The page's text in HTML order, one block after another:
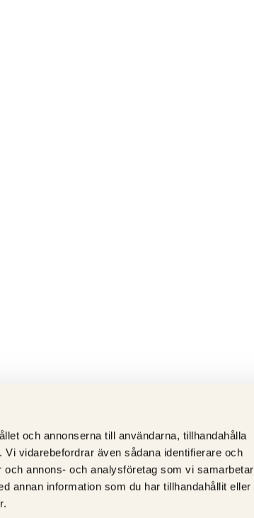
och annonserna till användarna, tillhandahålla
vidarebefordrar även sådana identifierare och
annons- och analysföretag som vi samarbetar
annan information som du har tillhandahållit eller